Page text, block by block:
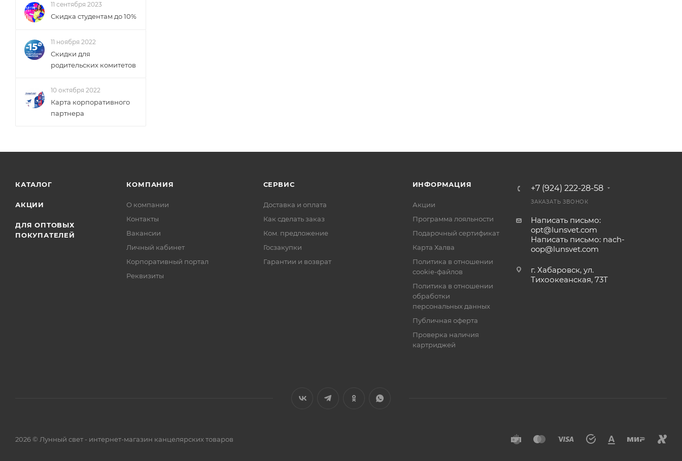
11 сентября 2023
Скидка студентам до 10%
11 ноября 2022
Скидки для
родительских комитетов
10 октября 2022
Карта корпоративного
партнера
КАТАЛОГ
АКЦИИ
ДЛЯ ОПТОВЫХ
ПОКУПАТЕЛЕЙ
КОМПАНИЯ
О компании
Контакты
Вакансии
Личный кабинет
Корпоративный портал
Реквизиты
СЕРВИС
Доставка и оплата
Как сделать заказ
Ком. предложение
Госзакупки
Гарантии и возврат
ИНФОРМАЦИЯ
Акции
Программа лояльности
Подарочный сертификат
Карта Халва
Политика в отношении
cookie-файлов
Политика в отношении
обработки
персональных данных
Публичная оферта
Проверка наличия
картриджей
+7 (924) 222-28-58
ЗАКАЗАТЬ ЗВОНОК
Написать письмо:
opt@lunsvet.com
Написать письмо: nach-
oop@lunsvet.com
г. Хабаровск, ул.
Тихоокеанская, 73Т
2026 © Лунный свет - интернет-магазин канцелярских товаров